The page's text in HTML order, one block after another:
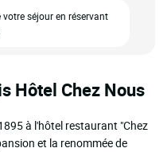
votre séjour en réservant
Hôtel Chez Nous
à l'hôtel restaurant "Chez
et la renommée de